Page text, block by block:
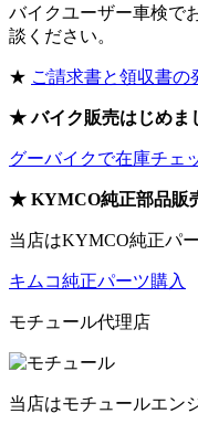
バイクユーザー車検で
談ください。
★ ご請求書と領収書の
★ バイク販売はじめま
グーバイクで在庫チェ
★ KYMCO純正部品販
当店はKYMCO純正パ
キムコ純正パーツ購入
モチュール代理店
当店はモチュールエン